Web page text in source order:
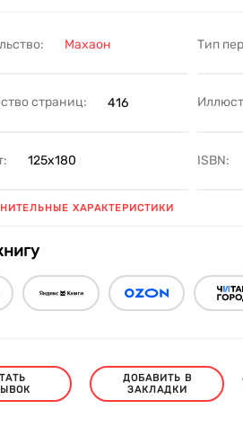
Махаон Тип
страниц: 416
125х180 ISBN:
ХАРАКТЕРИСТИКИ
ДОБАВИТЬ В
ЗАКЛАДКИ